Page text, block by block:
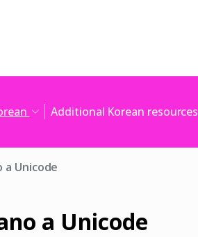
Additional Korean resources
a Unicode
a Unicode